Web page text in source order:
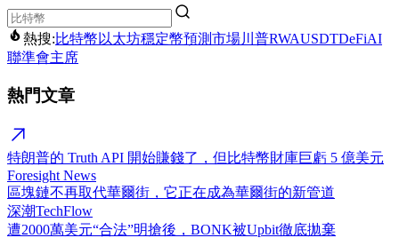
熱搜:比特幣 以太坊穩定幣預測市場川普RWAUSDTDeFiAI
聯準會主席
熱門文章
特朗普的 Truth API 開始賺錢了，但比特幣財庫巨虧 5 億美元
Foresight News
區塊鏈不再取代華爾街，它正在成為華爾街的新管道
深潮TechFlow
遭2000萬美元“合法”明搶後，BONK被Upbit徹底拋棄